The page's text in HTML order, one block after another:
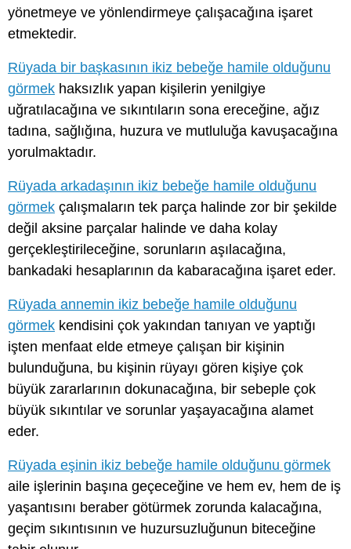
yönetmeye ve yönlendirmeye çalışacağına işaret
etmektedir.
Rüyada bir başkasının ikiz bebeğe hamile olduğunu
görmek haksızlık yapan kişilerin yenilgiye
uğratılacağına ve sıkıntıların sona ereceğine, ağız
tadına, sağlığına, huzura ve mutluluğa kavuşacağına
yorulmaktadır.
Rüyada arkadaşının ikiz bebeğe hamile olduğunu
görmek çalışmaların tek parça halinde zor bir şekilde
değil aksine parçalar halinde ve daha kolay
gerçekleştirileceğine, sorunların aşılacağına,
bankadaki hesaplarının da kabaracağına işaret eder.
Rüyada annemin ikiz bebeğe hamile olduğunu
görmek kendisini çok yakından tanıyan ve yaptığı
işten menfaat elde etmeye çalışan bir kişinin
bulunduğuna, bu kişinin rüyayı gören kişiye çok
büyük zararlarının dokunacağına, bir sebeple çok
büyük sıkıntılar ve sorunlar yaşayacağına alamet
eder.
Rüyada eşinin ikiz bebeğe hamile olduğunu görmek
aile işlerinin başına geçeceğine ve hem ev, hem de iş
yaşantısını beraber götürmek zorunda kalacağına,
geçim sıkıntısının ve huzursuzluğunun biteceğine